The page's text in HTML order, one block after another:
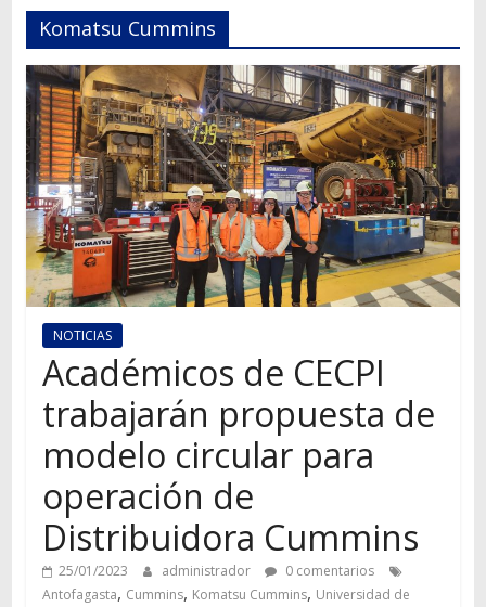
Autos,
camiones,
motos,
información
del
mundo
del
transporte
Komatsu Cummins
NOTICIAS
Académicos de CECPI
trabajarán propuesta de
modelo circular para
operación de
Distribuidora Cummins
25/01/2023 administrador
0 comentarios
Antofagasta, Cummins, Komatsu Cummins, Universidad de